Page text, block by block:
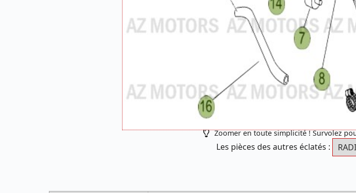
Zoomer en toute simplicité ! Survolez
Les pièces des autres éclatés :